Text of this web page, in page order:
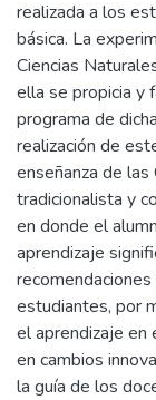
realizada a los
básica. La
Ciencias
ella se propicia y
programa de
realización de
enseñanza de
tradicionalista y
en donde el
aprendizaje
estudiantes, por
el aprendizaje en
en cambios
la guía de los